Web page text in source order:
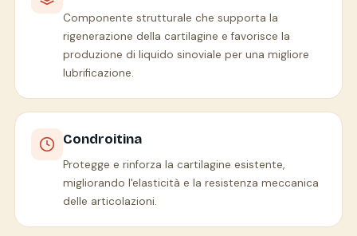
Componente strutturale che supporta la
rigenerazione della cartilagine e favorisce la
produzione di liquido sinoviale per una migliore
lubrificazione.
Condroitina
Protegge e rinforza la cartilagine esistente,
migliorando l'elasticità e la resistenza meccanica
delle articolazioni.